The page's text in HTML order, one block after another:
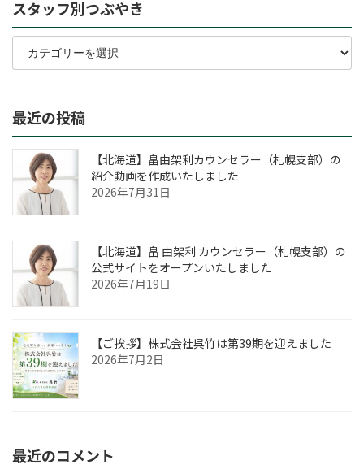
き
スタッフ別つぶやき
ス
ッ
つ
ぶ
や
最近の投稿
【北海道】畠由架利カウンセラー（札幌支部）の
紹介動画を作成いたしました
2026年7月31日
【北海道】畠 由架利 カウンセラー（札幌支部）の
公式サイトをオープンいたしました
2026年7月19日
【ご挨拶】株式会社呉竹は第39期を迎えました
2026年7月2日
最近のコメント